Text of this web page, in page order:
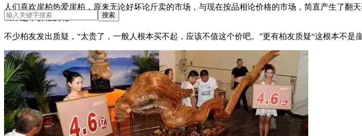
人们喜欢崖柏热爱崖柏，原来无论好坏论斤卖的市场，与现在按品相论价格的市场，简直产生了
出来这个价格的呢？
不少柏友发出质疑，“太贵了，一般人根本买不起，应该不值这个价吧。”更有柏友质疑“这根本不是崖